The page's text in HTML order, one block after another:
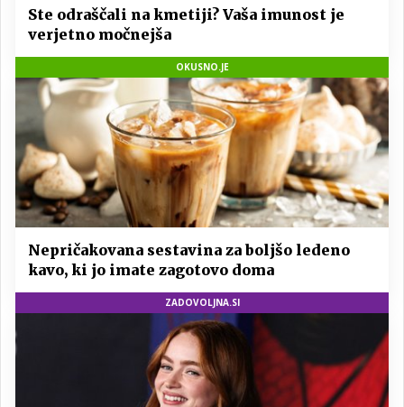
Ste odraščali na kmetiji? Vaša imunost je
verjetno močnejša
OKUSNO.JE
Nepričakovana sestavina za boljšo ledeno
kavo, ki jo imate zagotovo doma
ZADOVOLJNA.SI